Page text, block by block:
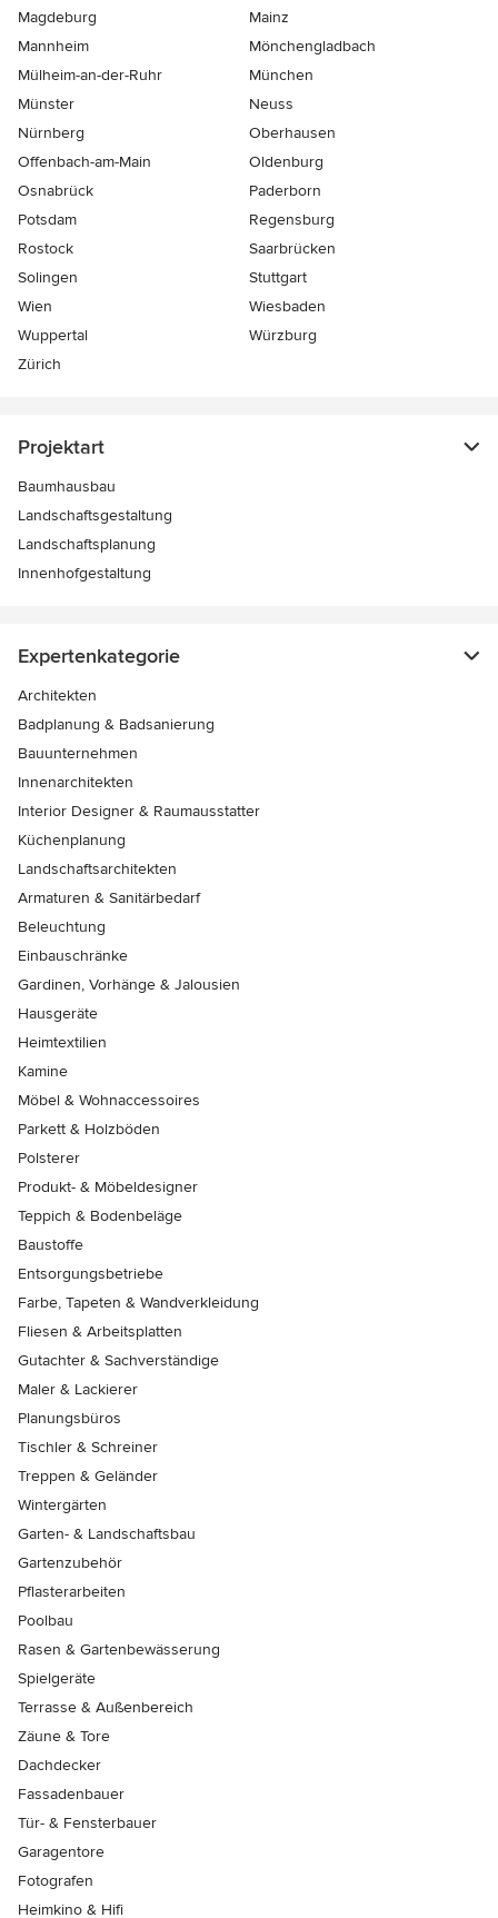
Magdeburg
Mainz
Mannheim
Mönchen­gladbach
Mülheim-an-der-Ruhr
München
Münster
Neuss
Nürnberg
Oberhausen
Offenbach-am-Main
Oldenburg
Osnabrück
Paderborn
Potsdam
Regensburg
Rostock
Saarbrücken
Solingen
Stuttgart
Wien
Wiesbaden
Wuppertal
Würzburg
Zürich
Projektart
Baumhausbau
Landschaftsgestaltung
Landschaftsplanung
Innenhofgestaltung
Expertenkategorie
Architekten
Badplanung & Badsanierung
Bauunternehmen
Innenarchitekten
Interior Designer & Raumausstatter
Küchenplanung
Landschaftsarchitekten
Armaturen & Sanitärbedarf
Beleuchtung
Einbauschränke
Gardinen, Vorhänge & Jalousien
Hausgeräte
Heimtextilien
Kamine
Möbel & Wohnaccessoires
Parkett & Holzböden
Polsterer
Produkt- & Möbeldesigner
Teppich & Bodenbeläge
Baustoffe
Entsorgungsbetriebe
Farbe, Tapeten & Wandverkleidung
Fliesen & Arbeitsplatten
Gutachter & Sachverständige
Maler & Lackierer
Planungsbüros
Tischler & Schreiner
Treppen & Geländer
Wintergärten
Garten- & Landschaftsbau
Gartenzubehör
Pflasterarbeiten
Poolbau
Rasen & Gartenbewässerung
Spielgeräte
Terrasse & Außenbereich
Zäune & Tore
Dachdecker
Fassadenbauer
Tür- & Fensterbauer
Garagentore
Fotografen
Heimkino & Hifi